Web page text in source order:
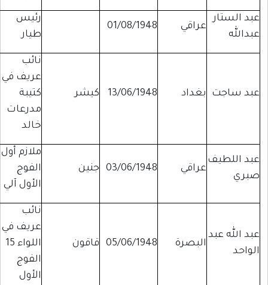
رئيس
طيار
01/08/1948 عراقي
عبد الستار
عبدالله
نائب
عريف في
كتيبة
مدرعات
خالد
كيشر 13/06/1948 بغداد عبد ساجت
ملازم أول
الفوج
الأول آلي
جنين 03/06/1948 عراقي
عبد اللطيف
صبري
نائب
عريف في
اللواء 15
الفوج
الأول
قاقون 05/06/1948 البصرة
عبد الله عبد
الواحد